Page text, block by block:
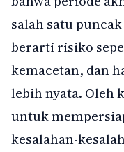
salah satu
berarti risiko
kemacetan, dan
lebih nyata. Oleh
untuk
kesalahan-